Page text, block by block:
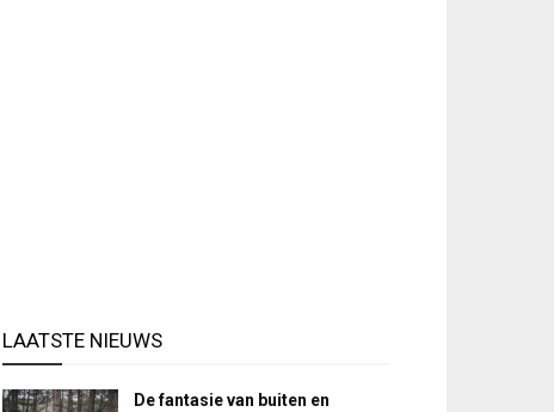
LAATSTE NIEUWS
De fantasie van buiten en